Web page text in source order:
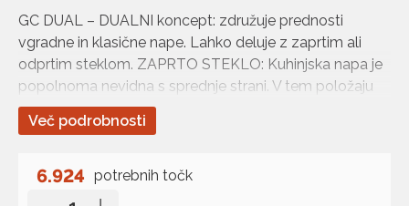
GC DUAL – DUALNI koncept: združuje prednosti
vgradne in klasične nape. Lahko deluje z zaprtim ali
odprtim steklom. ZAPRTO STEKLO: Kuhinjska napa je
popolnoma nevidna s sprednje strani. V tem položaju
pride do perimetralnega sesalnega učinka, kar
zmanjšuje hrup in izboljšuje sesanje na obodu. Večja
Priporočen položaj za lahko ali srednje kuhanje z 1 ali 2
kuhališčema in za daljši čas. ODPRTO STEKLO:
Več podrobnosti
6.924 potrebnih točk